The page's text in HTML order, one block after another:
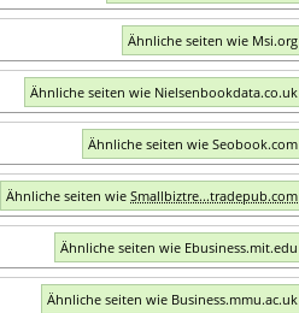
Ähnliche seiten wie Msi.org
Ähnliche seiten wie Nielsenbookdata.co.uk
Ähnliche seiten wie Seobook.com
Ähnliche seiten wie Smallbiztre...tradepub.com
Ähnliche seiten wie Ebusiness.mit.edu
Ähnliche seiten wie Business.mmu.ac.uk